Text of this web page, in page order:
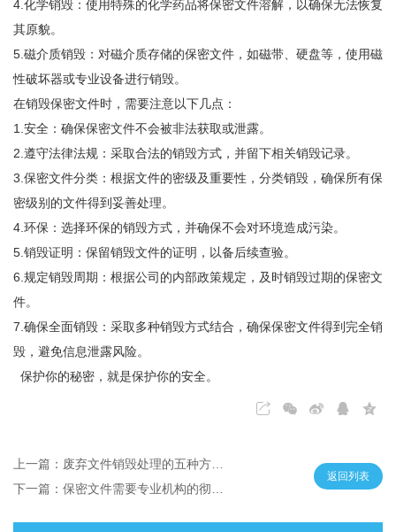
4.化学销毁：使用特殊的化学药品将保密文件溶解，以确保无法恢复
其原貌。
5.磁介质销毁：对磁介质存储的保密文件，如磁带、硬盘等，使用磁
性破坏器或专业设备进行销毁。
在销毁保密文件时，需要注意以下几点：
1.安全：确保保密文件不会被非法获取或泄露。
2.遵守法律法规：采取合法的销毁方式，并留下相关销毁记录。
3.保密文件分类：根据文件的密级及重要性，分类销毁，确保所有保
密级别的文件得到妥善处理。
4.环保：选择环保的销毁方式，并确保不会对环境造成污染。
5.销毁证明：保留销毁文件的证明，以备后续查验。
6.规定销毁周期：根据公司的内部政策规定，及时销毁过期的保密文
件。
7.确保全面销毁：采取多种销毁方式结合，确保保密文件得到完全销
毁，避免信息泄露风险。
保护你的秘密，就是保护你的安全。
返回列表